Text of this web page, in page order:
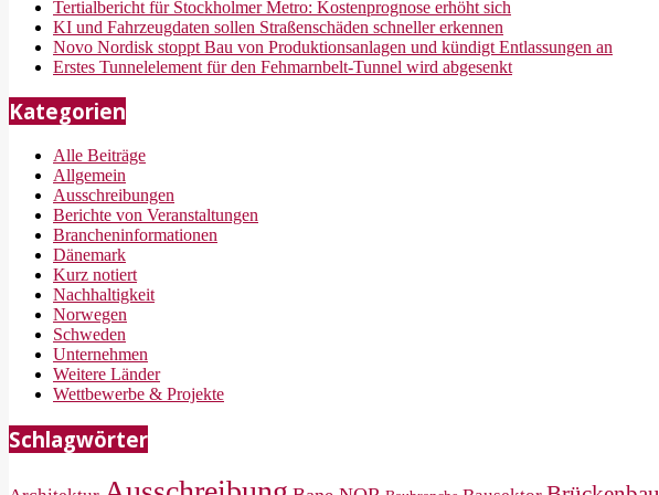
Tertialbericht für Stockholmer Metro: Kostenprognose erhöht sich
KI und Fahrzeugdaten sollen Straßenschäden schneller erkennen
Novo Nordisk stoppt Bau von Produktionsanlagen und kündigt Entlassungen an
Erstes Tunnelelement für den Fehmarnbelt-Tunnel wird abgesenkt
Kategorien
Alle Beiträge
Allgemein
Ausschreibungen
Berichte von Veranstaltungen
Brancheninformationen
Dänemark
Kurz notiert
Nachhaltigkeit
Norwegen
Schweden
Unternehmen
Weitere Länder
Wettbewerbe & Projekte
Schlagwörter